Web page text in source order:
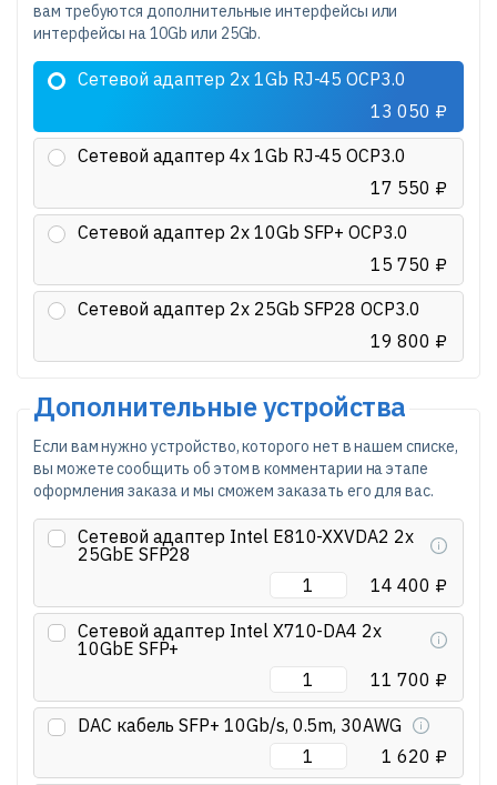
вам требуются дополнительные интерфейсы или
интерфейсы на 10Gb или 25Gb.
Сетевой адаптер 2x 1Gb RJ-45 OCP3.0
13 050 ₽
Сетевой адаптер 4x 1Gb RJ-45 OCP3.0
17 550 ₽
Сетевой адаптер 2x 10Gb SFP+ OCP3.0
15 750 ₽
Сетевой адаптер 2x 25Gb SFP28 OCP3.0
19 800 ₽
Дополнительные устройства
Если вам нужно устройство, которого нет в нашем списке,
вы можете сообщить об этом в комментарии на этапе
оформления заказа и мы сможем заказать его для вас.
Сетевой адаптер Intel E810-XXVDA2 2x
25GbE SFP28
14 400 ₽
Сетевой адаптер Intel X710-DA4 2x
10GbE SFP+
11 700 ₽
DAC кабель SFP+ 10Gb/s, 0.5m, 30AWG
1 620 ₽